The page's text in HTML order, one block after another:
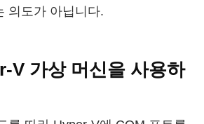
의도가 아닙니다.
V 가상 머신을 사용하